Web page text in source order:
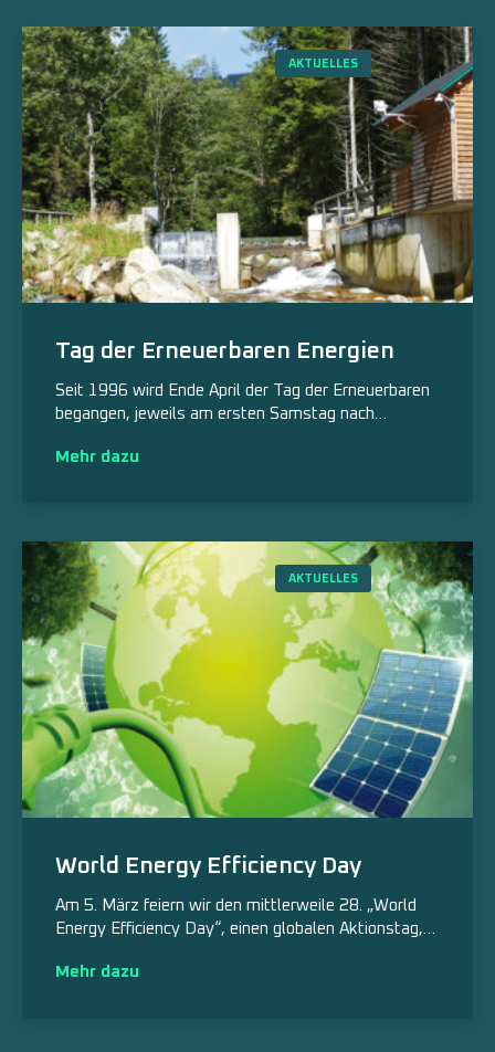
AKTUELLES
Tag der Erneuerbaren Energien
Seit 1996 wird Ende April der Tag der Erneuerbaren
begangen, jeweils am ersten Samstag nach…
Mehr dazu
AKTUELLES
World Energy Efficiency Day
Am 5. März feiern wir den mittlerweile 28. „World
Energy Efficiency Day“, einen globalen Aktionstag,…
Mehr dazu